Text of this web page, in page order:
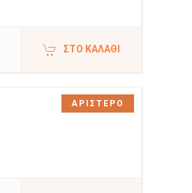
ΣΤΟ ΚΑΛΆΘΙ
ΑΡΙΣΤΕΡΟ